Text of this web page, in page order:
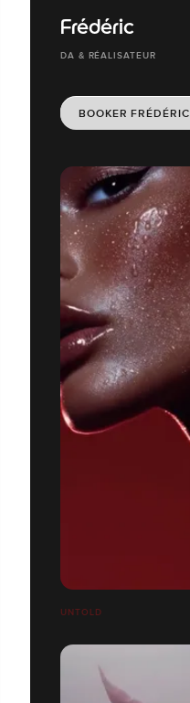
Frédéric
DA & RÉALISATEUR
BOOKER FRÉDÉRIC
UNTOLD